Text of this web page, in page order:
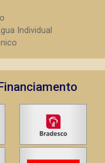
Individual